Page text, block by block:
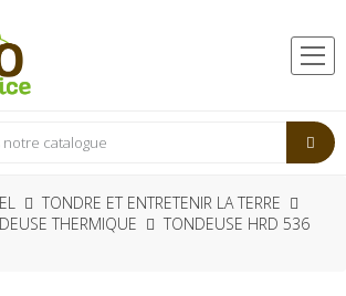
TONDRE ET ENTRETENIR LA TERRE
THERMIQUE
TONDEUSE HRD 536